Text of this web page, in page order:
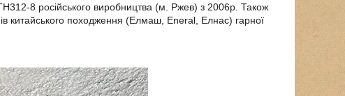
8 російського виробництва (м. Ржев) з 2006р. Також
китайського походження (Елмаш, Eneral, Елнас) гарної